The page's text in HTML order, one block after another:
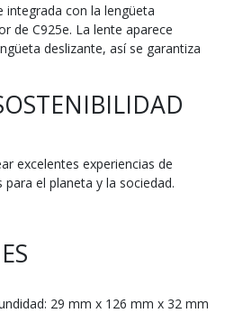
integrada con la lengüeta
de C925e. La lente aparece
deslizante, así se garantiza
excelentes experiencias de
el planeta y la sociedad.
29 mm x 126 mm x 32 mm